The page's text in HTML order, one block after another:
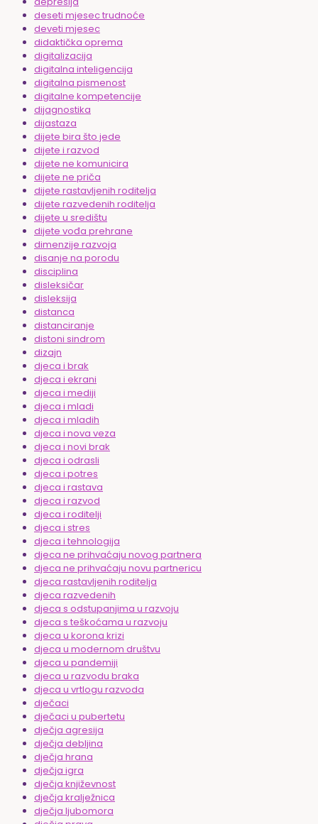
deseti mjesec trudnoće
deveti mjesec
didaktička oprema
digitalizacija
digitalna inteligencija
digitalna pismenost
digitalne kompetencije
dijagnostika
dijastaza
dijete bira što jede
dijete i razvod
dijete ne komunicira
dijete ne priča
dijete rastavljenih roditelja
dijete razvedenih roditelja
dijete u središtu
dijete vođa prehrane
dimenzije razvoja
disanje na porodu
disciplina
disleksičar
disleksija
distanca
distanciranje
distoni sindrom
dizajn
djeca i brak
djeca i ekrani
djeca i mediji
djeca i mladi
djeca i mladih
djeca i nova veza
djeca i novi brak
djeca i odrasli
djeca i potres
djeca i rastava
djeca i razvod
djeca i roditelji
djeca i stres
djeca i tehnologija
djeca ne prihvaćaju novog partnera
djeca ne prihvaćaju novu partnericu
djeca rastavljenih roditelja
djeca razvedenih
djeca s odstupanjima u razvoju
djeca s teškoćama u razvoju
djeca u korona krizi
djeca u modernom društvu
djeca u pandemiji
djeca u razvodu braka
djeca u vrtlogu razvoda
dječaci
dječaci u pubertetu
dječja agresija
dječja debljina
dječja hrana
dječja igra
dječja književnost
dječja kralježnica
dječja ljubomora